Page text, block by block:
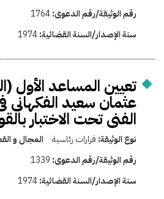
رقم الوثيقة/رقم الدعوى:1764
سنة الإصدار/السنة القضائية:1974
تعيين المساعد الأول
عثمان سعيد الفكهانى
الفنى تحت الاختبار
نوع الوثيقة: قرارات رئاسية المجال و
رقم الوثيقة/رقم الدعوى: 1339
سنة الإصدار/السنة القضائية:1974